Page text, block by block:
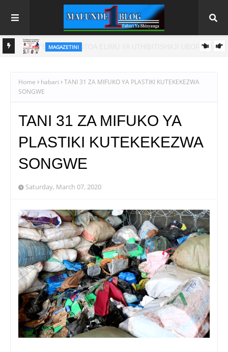
MAGAZETINI
Home habari
TANI 31 ZA MIFUKO YA PLASTIKI KUTEKEKEZWA
SONGWE
TANI 31 ZA MIFUKO YA
PLASTIKI KUTEKEKEZWA
SONGWE
Saturday, March 07, 2020